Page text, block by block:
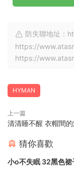
防失聯地址：
https://
https://
HYMAN
上一篇
清清睡不醒 衣帽間
猜你喜歡
小o不失眠 32黑色